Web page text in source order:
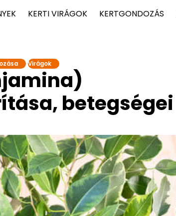
KERTI VIRÁGOK KERTGONDOZÁS
Virágok
betegségei